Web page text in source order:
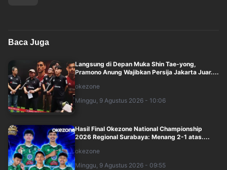
Baca Juga
Langsung di Depan Muka Shin Tae-yong,
Pramono Anung Wajibkan Persija Jakarta Juar....
okezone
Minggu, 9 Agustus 2026 - 10:06
Hasil Final Okezone National Championship
2026 Regional Surabaya: Menang 2-1 atas....
okezone
Minggu, 9 Agustus 2026 - 09:55